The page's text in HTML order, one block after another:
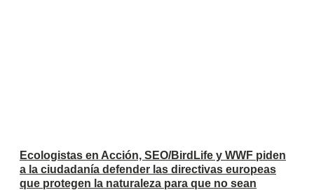
Ecologistas en Acción, SEO/BirdLife y WWF piden
a la ciudadanía defender las directivas europeas
que protegen la naturaleza para que no sean